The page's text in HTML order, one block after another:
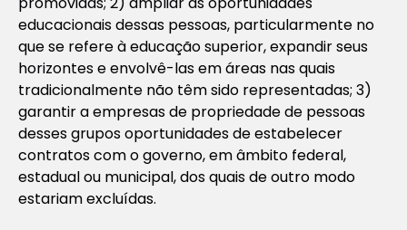
educacionais dessas pessoas, particularmente no
que se refere à educação superior, expandir seus
horizontes e envolvê-las em áreas nas quais
tradicionalmente não têm sido representadas; 3)
garantir a empresas de propriedade de pessoas
desses grupos oportunidades de estabelecer
contratos com o governo, em âmbito federal,
estadual ou municipal, dos quais de outro modo
estariam excluídas.